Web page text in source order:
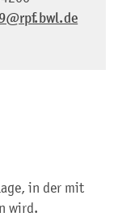
in der mit
wird.